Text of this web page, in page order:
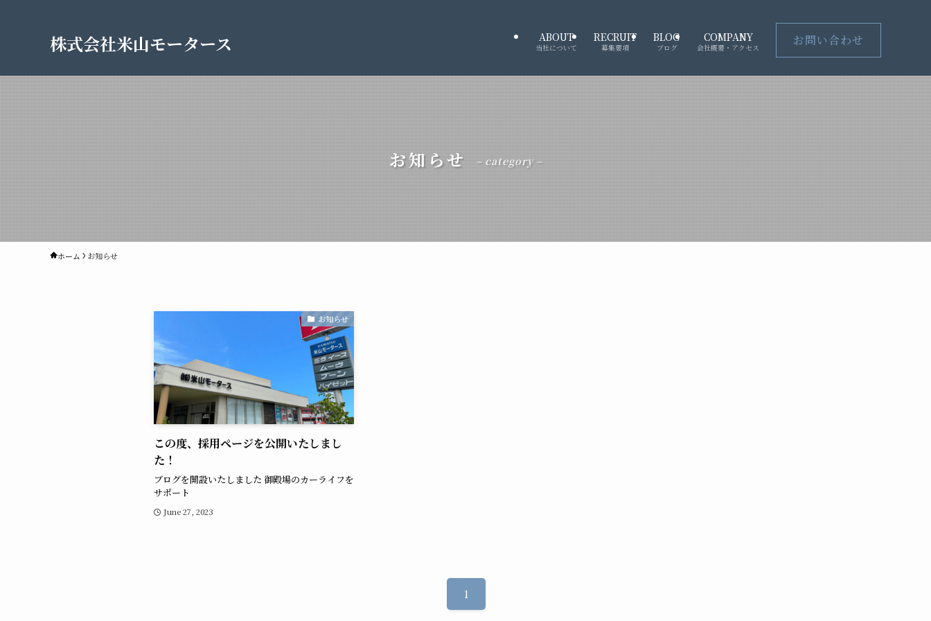
株式会社米山モータース ABOUT
当社について
RECRUIT
募集要項
BLOG
ブログ
COMPANY
会社概要・アクセス お問い合わせ
お知らせ – category –
ホーム お知らせ
お知らせ
この度、採用ページを公開いたしまし
た！
ブログを開設いたしました 御殿場のカーライフを
サポート
June 27, 2023
1